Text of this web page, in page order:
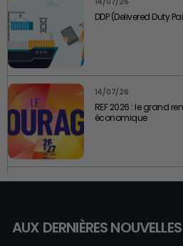
DDP (Delivered Duty
14/07/26
REF 2026 : le grand
économique
AUX DERNIÈRES NOUVELLES